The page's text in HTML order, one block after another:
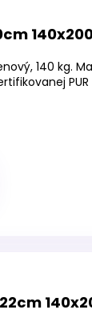
140 kg.